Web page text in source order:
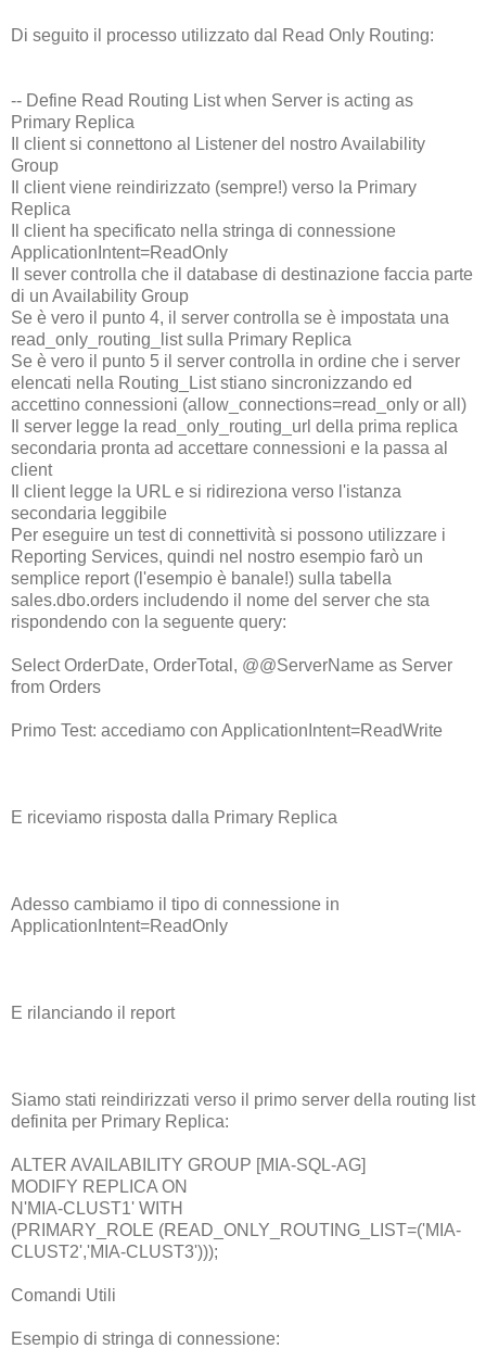
Di seguito il processo utilizzato dal Read Only Routing:
-- Define Read Routing List when Server is acting as
Primary Replica
Il client si connettono al Listener del nostro Availability
Group
Il client viene reindirizzato (sempre!) verso la Primary
Replica
Il client ha specificato nella stringa di connessione
ApplicationIntent=ReadOnly
Il sever controlla che il database di destinazione faccia parte
di un Availability Group
Se è vero il punto 4, il server controlla se è impostata una
read_only_routing_list sulla Primary Replica
Se è vero il punto 5 il server controlla in ordine che i server
elencati nella Routing_List stiano sincronizzando ed
accettino connessioni (allow_connections=read_only or all)
Il server legge la read_only_routing_url della prima replica
secondaria pronta ad accettare connessioni e la passa al
client
Il client legge la URL e si ridireziona verso l'istanza
secondaria leggibile
Per eseguire un test di connettività si possono utilizzare i
Reporting Services, quindi nel nostro esempio farò un
semplice report (l'esempio è banale!) sulla tabella
sales.dbo.orders includendo il nome del server che sta
rispondendo con la seguente query:
Select OrderDate, OrderTotal, @@ServerName as Server
from Orders
Primo Test: accediamo con ApplicationIntent=ReadWrite
E riceviamo risposta dalla Primary Replica
Adesso cambiamo il tipo di connessione in
ApplicationIntent=ReadOnly
E rilanciando il report
Siamo stati reindirizzati verso il primo server della routing list
definita per Primary Replica:
ALTER AVAILABILITY GROUP [MIA-SQL-AG]
MODIFY REPLICA ON
N'MIA-CLUST1' WITH
(PRIMARY_ROLE (READ_ONLY_ROUTING_LIST=('MIA-
CLUST2','MIA-CLUST3')));
Comandi Utili
Esempio di stringa di connessione: